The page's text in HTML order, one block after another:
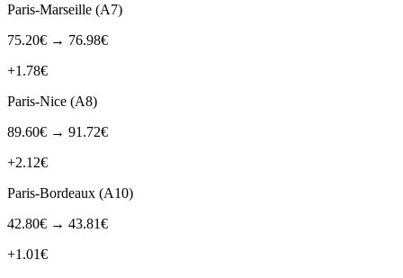
Paris-Marseille (A7)
75.20€ → 76.98€
+1.78€
Paris-Nice (A8)
89.60€ → 91.72€
+2.12€
Paris-Bordeaux (A10)
42.80€ → 43.81€
+1.01€